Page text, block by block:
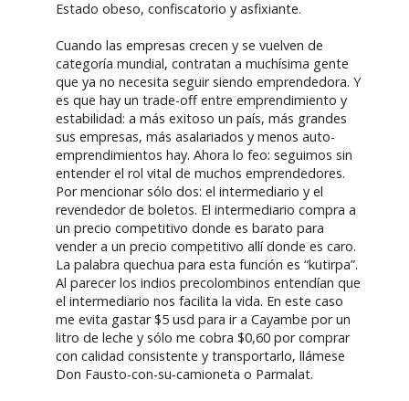
Estado obeso, confiscatorio y asfixiante.
Cuando las empresas crecen y se vuelven de
categoría mundial, contratan a muchísima gente
que ya no necesita seguir siendo emprendedora. Y
es que hay un trade-off entre emprendimiento y
estabilidad: a más exitoso un país, más grandes
sus empresas, más asalariados y menos auto-
emprendimientos hay. Ahora lo feo: seguimos sin
entender el rol vital de muchos emprendedores.
Por mencionar sólo dos: el intermediario y el
revendedor de boletos. El intermediario compra a
un precio competitivo donde es barato para
vender a un precio competitivo allí donde es caro.
La palabra quechua para esta función es “kutirpa”.
Al parecer los indios precolombinos entendían que
el intermediario nos facilita la vida. En este caso
me evita gastar $5 usd para ir a Cayambe por un
litro de leche y sólo me cobra $0,60 por comprar
con calidad consistente y transportarlo, llámese
Don Fausto-con-su-camioneta o Parmalat.